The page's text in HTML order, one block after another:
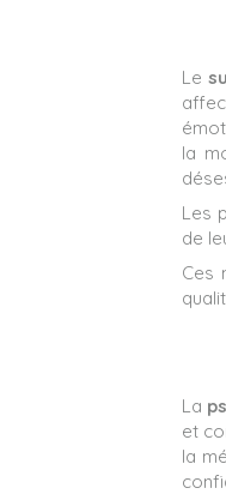
Le
la
Les
de
Ces
La
et
la